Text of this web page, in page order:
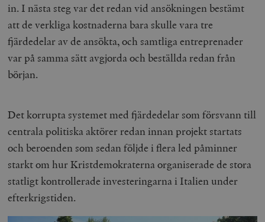
in. I nästa steg var det redan vid ansökningen bestämt
att de verkliga kostnaderna bara skulle vara tre
fjärdedelar av de ansökta, och samtliga entreprenader
var på samma sätt avgjorda och beställda redan från
början.
Det korrupta systemet med fjärdedelar som försvann till
centrala politiska aktörer redan innan projekt startats
och beroenden som sedan följde i flera led påminner
starkt om hur Kristdemokraterna organiserade de stora
statligt kontrollerade investeringarna i Italien under
efterkrigstiden.